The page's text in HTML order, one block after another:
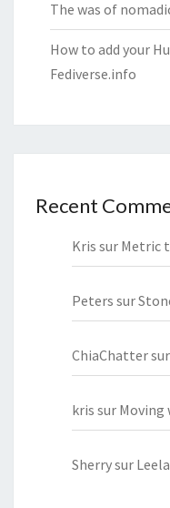
The was of
How to add your
Fediverse.info
Recent
Kris sur Metric
Peters sur
ChiaChattersur
kris sur Moving
Sherrysur